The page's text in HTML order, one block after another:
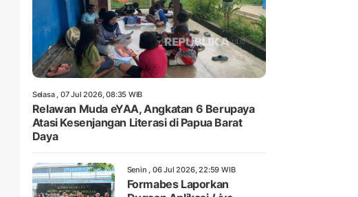
Selasa , 07 Jul 2026, 08:35 WIB
Relawan Muda eYAA, Angkatan 6 Berupaya
Atasi Kesenjangan Literasi di Papua Barat
Daya
Senin , 06 Jul 2026, 22:59 WIB
Formabes Laporkan